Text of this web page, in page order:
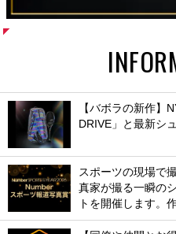
【バボラの新作】
DRIVE」と最新シ
スポーツの現場で
真家が撮る一瞬の
トを開催します。